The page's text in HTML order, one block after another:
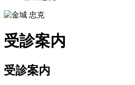
受診案内
受診案内